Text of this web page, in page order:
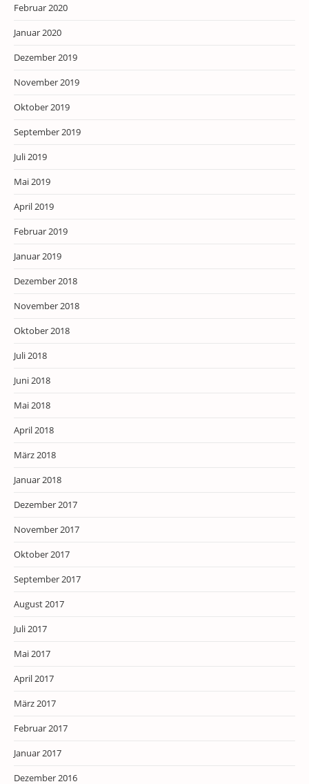
Februar 2020
Januar 2020
Dezember 2019
November 2019
Oktober 2019
September 2019
Juli 2019
Mai 2019
April 2019
Februar 2019
Januar 2019
Dezember 2018
November 2018
Oktober 2018
Juli 2018
Juni 2018
Mai 2018
April 2018
März 2018
Januar 2018
Dezember 2017
November 2017
Oktober 2017
September 2017
August 2017
Juli 2017
Mai 2017
April 2017
März 2017
Februar 2017
Januar 2017
Dezember 2016